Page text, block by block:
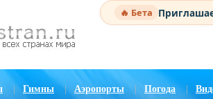
🔥 Бета
Гимны | Аэропорты Погода |